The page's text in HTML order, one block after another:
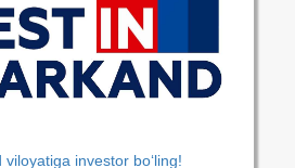
investor bo‘ling!